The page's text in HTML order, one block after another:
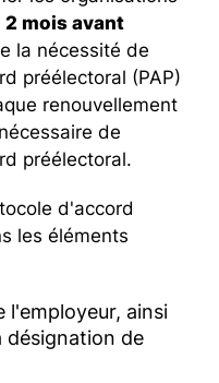
2 mois avant
la nécessité de
préélectoral (PAP)
renouvellement
de
préélectoral.
d'accord
les éléments
l'employeur, ainsi
désignation de